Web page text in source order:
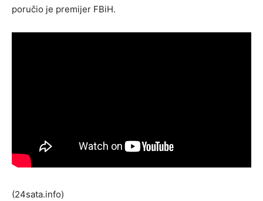
poručio je premijer FBiH.
(24sata.info)